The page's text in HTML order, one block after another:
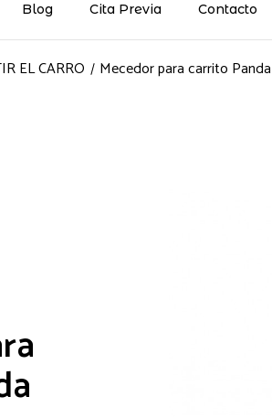
Blog Cita Previa Contacto
EL CARRO Mecedor para carrito